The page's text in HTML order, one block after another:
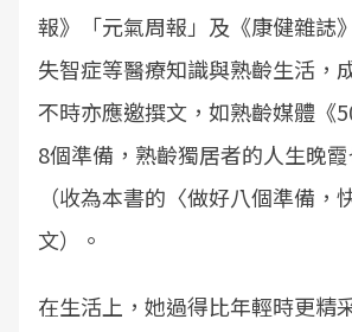
報》「元氣周報」及《康健雜誌
失智症等醫療知識與熟齡生活，
不時亦應邀撰文，如熟齡媒體《
8個準備，熟齡獨居者的人生晚霞
（收為本書的〈做好八個準備，
文）。
在生活上，她過得比年輕時更精